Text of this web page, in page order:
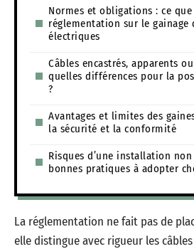
Normes et obligations : ce
réglementation sur le gainage
électriques
Câbles encastrés, apparents
quelles différences pour la
?
Avantages et limites des
la sécurité et la conformité
Risques d’une installation
bonnes pratiques à adopter
La réglementation ne fait pas de
elle distingue avec rigueur les